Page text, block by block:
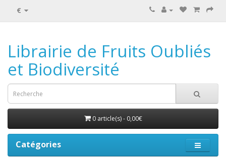
€
Librairie de Fruits Oubliés
et Biodiversité
0 article(s) - 0,00€
Catégories